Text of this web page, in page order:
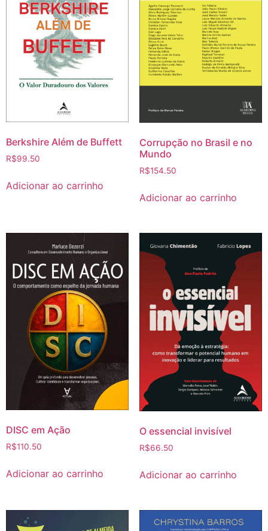
Berkshire Além de Buffett
R$99.50
Adicionar ao carrinho
Corrupção no Brasil e no
Mundo
R$154.50
Adicionar ao carrinho
DISC em Ação
R$110.50
Adicionar ao carrinho
O essencial invisível
R$66.50
Adicionar ao carrinho